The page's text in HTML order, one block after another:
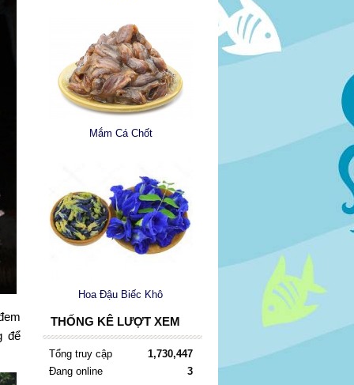
để
Mắm Cá Chốt
Hoa Đậu Biếc Khô
THỐNG KÊ LƯỢT XEM
Tổng truy cập
1,730,447
Đang online
3